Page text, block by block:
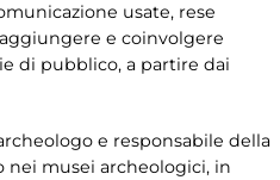
usate, rese
e coinvolgere
di pubblico, a partire dai
e responsabile della
nei musei archeologici, in